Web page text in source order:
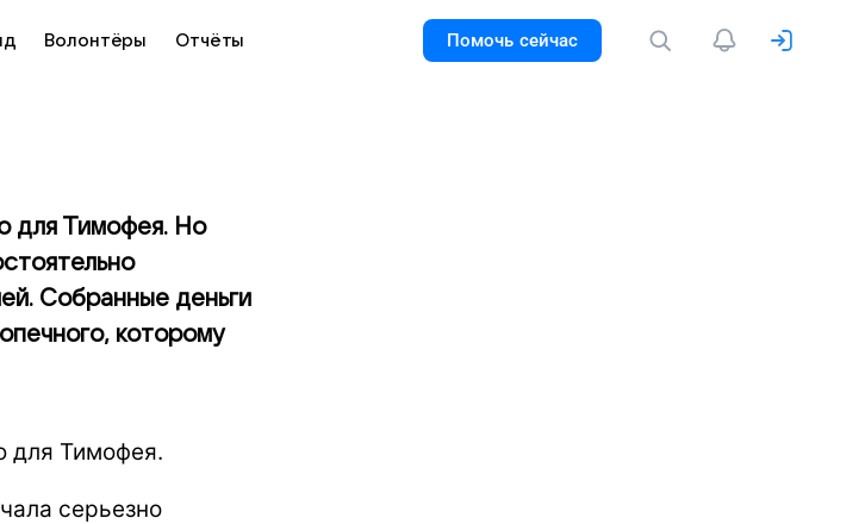
Волонтёры Отчёты Помочь сейчас
для Тимофея. Но
Собранные деньги
которому
для Тимофея.
серьезно